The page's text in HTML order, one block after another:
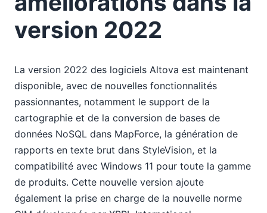
version 2022
La version 2022 des logiciels Altova est maintenant
disponible, avec de nouvelles fonctionnalités
passionnantes, notamment le support de la
cartographie et de la conversion de bases de
données NoSQL dans MapForce, la génération de
rapports en texte brut dans StyleVision, et la
compatibilité avec Windows 11 pour toute la gamme
de produits. Cette nouvelle version ajoute
également la prise en charge de la nouvelle norme